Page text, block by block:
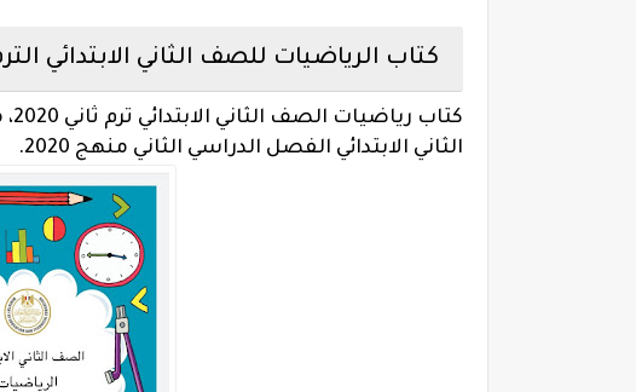
كتاب الرياضيات للصف الثاني الابتدائي الترم
الثاني الابتدائي الفصل الدراسي الثاني منهج 2020.